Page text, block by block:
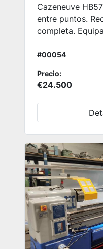
Cazeneuve
entre puntos.
completa.
#00054
Precio:
€24.500